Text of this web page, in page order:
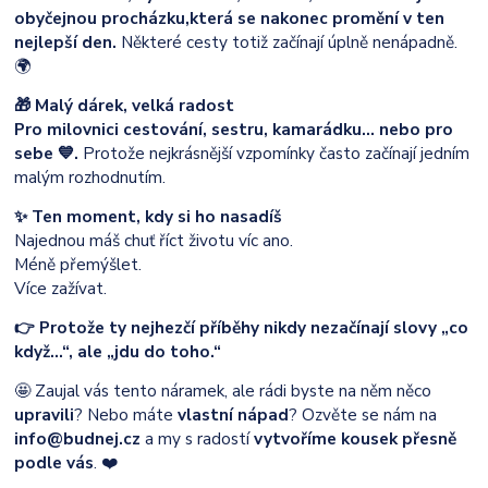
obyčejnou procházku,která se nakonec promění v ten
nejlepší den. Některé cesty totiž začínají úplně nenápadně.
🌍
🎁 Malý dárek, velká radost
Pro milovnici cestování, sestru, kamarádku… nebo pro
sebe 💙. Protože nejkrásnější vzpomínky často začínají jedním
malým rozhodnutím.
✨ Ten moment, kdy si ho nasadíš
Najednou máš chuť říct životu víc ano.
Méně přemýšlet.
Více zažívat.
👉 Protože ty nejhezčí příběhy nikdy nezačínají slovy „co
když…“, ale „jdu do toho.“
🤩 Zaujal vás tento náramek, ale rádi byste na něm něco
upravili? Nebo mátevlastní nápad? Ozvěte se nám na
info@budnej.cz a my s radostívytvoříme kousek přesně
podle vás. ❤️